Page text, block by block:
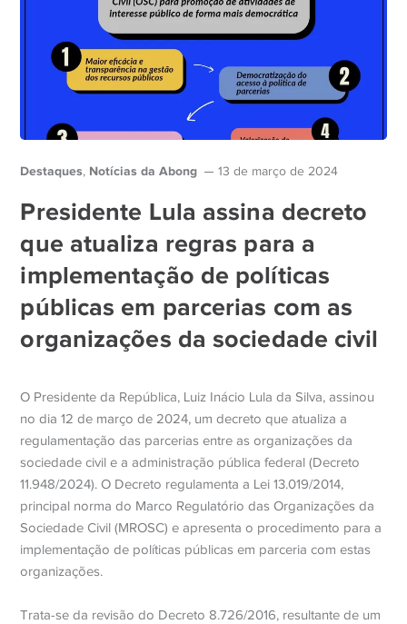
Destaques, Notícias da Abong 13 de março de 2024
Presidente Lula assina decreto
que atualiza regras para a
implementação de políticas
públicas em parcerias com as
organizações da sociedade civil
O Presidente da República, Luiz Inácio Lula da Silva, assinou
no dia 12 de março de 2024, um decreto queatualiza a
regulamentação das parcerias entre as organizações da
sociedade civil e a administração pública federal (Decreto
11.948/2024).O Decreto regulamenta a Lei 13.019/2014,
principal norma do Marco Regulatório das Organizações da
Sociedade Civil (MROSC) e apresenta o procedimento para a
implementação de políticas públicas em parceria com estas
organizações.
Trata-se da revisão do Decreto 8.726/2016, resultante de um